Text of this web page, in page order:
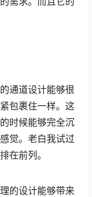
通道设计能够很
包裹住一样。这
时候能够完全沉
觉。老白我试过
在前列。
的设计能够带来